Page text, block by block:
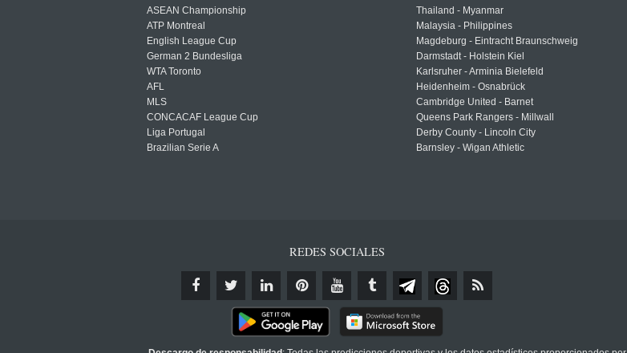
ASEAN Championship
ATP Montreal
English League Cup
German 2 Bundesliga
WTA Toronto
AFL
MLS
CONCACAF League Cup
Liga Portugal
Brazilian Serie A
Thailand - Myanmar
Malaysia - Philippines
Magdeburg - Eintracht Braunschweig
Darmstadt - Holstein Kiel
Karlsruher - Arminia Bielefeld
Heidenheim - Osnabrück
Cambridge United - Barnet
Queens Park Rangers - Millwall
Derby County - Lincoln City
Barnsley - Wigan Athletic
REDES SOCIALES